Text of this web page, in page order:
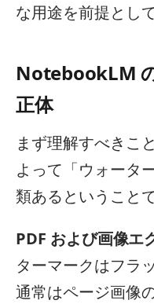
な用途を前提とし
NotebookLM
正体
まず理解すべきこ
よって「ウォータ
類あるということで
PDF および画像エ
ターマークはフ
通常はページ画像